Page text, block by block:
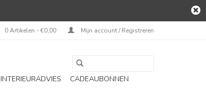
0 Artikelen - €0,00 Mijn account / Registreren
INTERIEURADVIES
CADEAUBONNEN